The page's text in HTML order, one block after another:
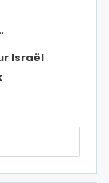
Israël